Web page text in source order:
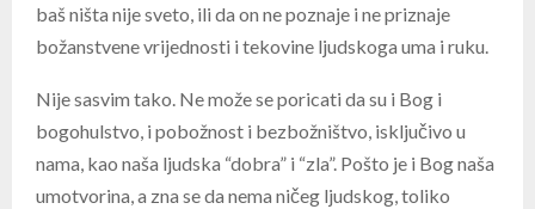
baš ništa nije sveto, ili da on ne poznaje i ne priznaje
božanstvene vrijednosti i tekovine ljudskoga uma i ruku.
Nije sasvim tako. Ne može se poricati da su i Bog i
bogohulstvo, i pobožnost i bezbožništvo, isključivo u
nama, kao naša ljudska “dobra” i “zla”. Pošto je i Bog naša
umotvorina, a zna se da nema ničeg ljudskog, toliko